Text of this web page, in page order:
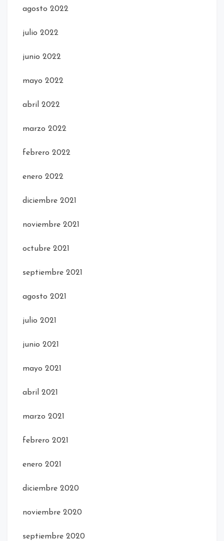
agosto 2022
julio 2022
junio 2022
mayo 2022
abril 2022
marzo 2022
febrero 2022
enero 2022
diciembre 2021
noviembre 2021
octubre 2021
septiembre 2021
agosto 2021
julio 2021
junio 2021
mayo 2021
abril 2021
marzo 2021
febrero 2021
enero 2021
diciembre 2020
noviembre 2020
septiembre 2020